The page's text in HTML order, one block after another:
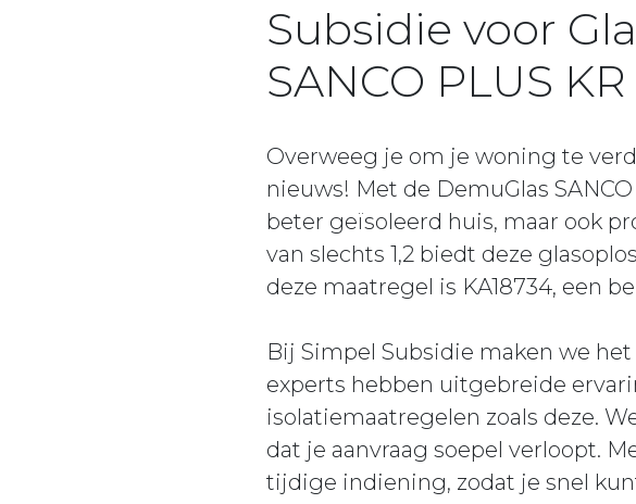
Subsidie voor
SANCO PLUS KR
Overweeg je om je woning te
nieuws! Met de DemuGlas
beter geïsoleerd huis, maar ook
van slechts 1,2 biedt deze
deze maatregel is KA18734, een
Bij Simpel Subsidie maken we
experts hebben uitgebreide
isolatiemaatregelen zoals deze.
dat je aanvraag soepel verloopt.
tijdige indiening, zodat je snel